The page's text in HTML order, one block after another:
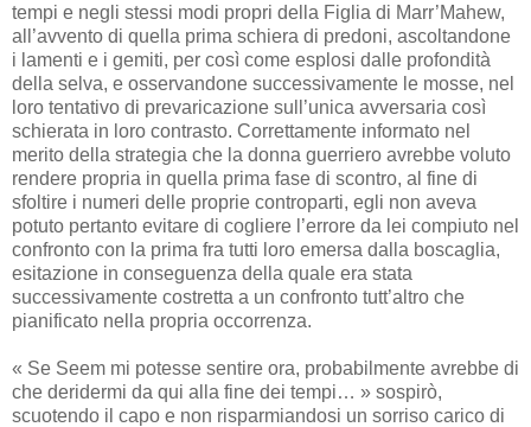
tempi e negli stessi modi propri della Figlia di Marr’Mahew,
all’avvento di quella prima schiera di predoni, ascoltandone
i lamenti e i gemiti, per così come esplosi dalle profondità
della selva, e osservandone successivamente le mosse, nel
loro tentativo di prevaricazione sull’unica avversaria così
schierata in loro contrasto. Correttamente informato nel
merito della strategia che la donna guerriero avrebbe voluto
rendere propria in quella prima fase di scontro, al fine di
sfoltire i numeri delle proprie controparti, egli non aveva
potuto pertanto evitare di cogliere l’errore da lei compiuto nel
confronto con la prima fra tutti loro emersa dalla boscaglia,
esitazione in conseguenza della quale era stata
successivamente costretta a un confronto tutt’altro che
pianificato nella propria occorrenza.
« Se Seem mi potesse sentire ora, probabilmente avrebbe di
che deridermi da qui alla fine dei tempi… » sospirò,
scuotendo il capo e non risparmiandosi un sorriso carico di